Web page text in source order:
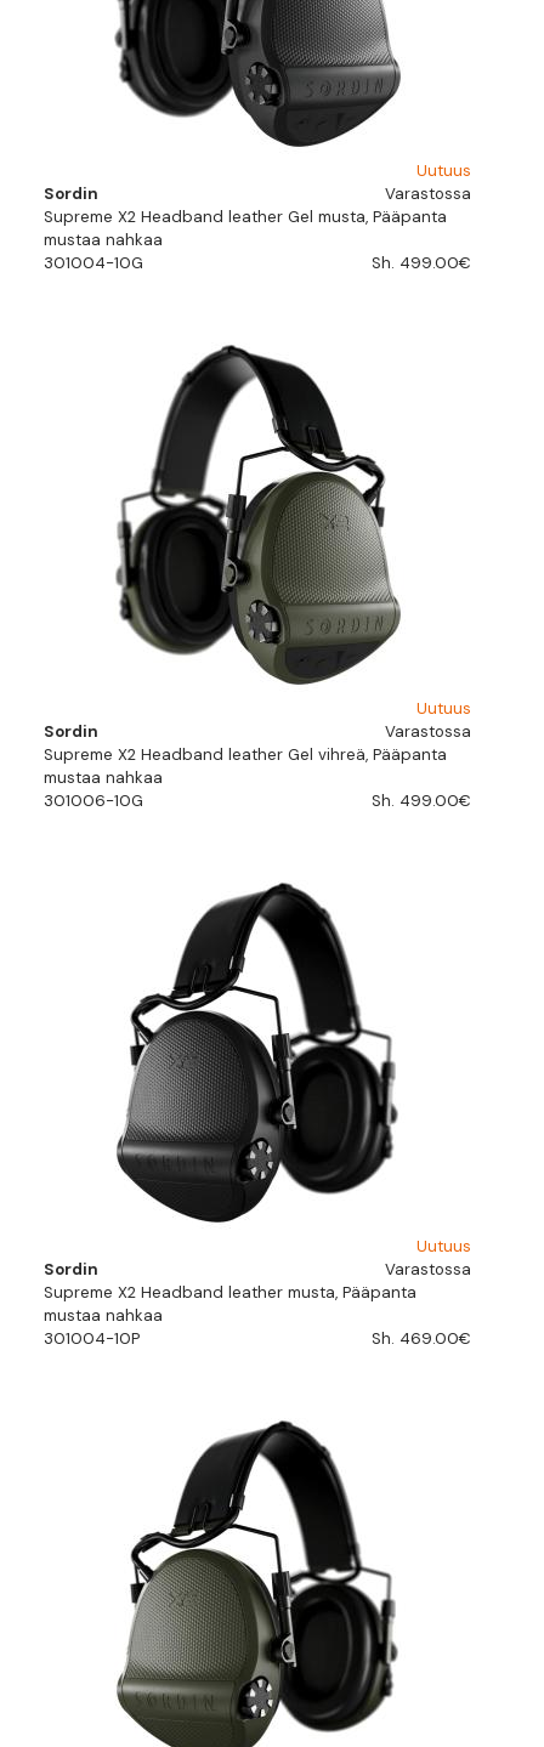
Uutuus
Sordin
Varastossa
Supreme X2 Headband leather Gel musta, Pääpanta
mustaa nahkaa
301004-10G
Sh. 499.00€
Uutuus
Sordin
Varastossa
Supreme X2 Headband leather Gel vihreä, Pääpanta
mustaa nahkaa
301006-10G
Sh. 499.00€
Uutuus
Sordin
Varastossa
Supreme X2 Headband leather musta, Pääpanta
mustaa nahkaa
301004-10P
Sh. 469.00€